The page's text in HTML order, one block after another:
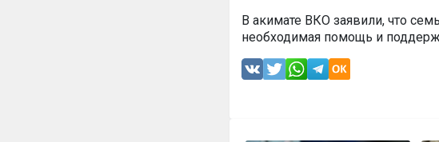
В акимате ВКО заявили, что
необходимая помощь и